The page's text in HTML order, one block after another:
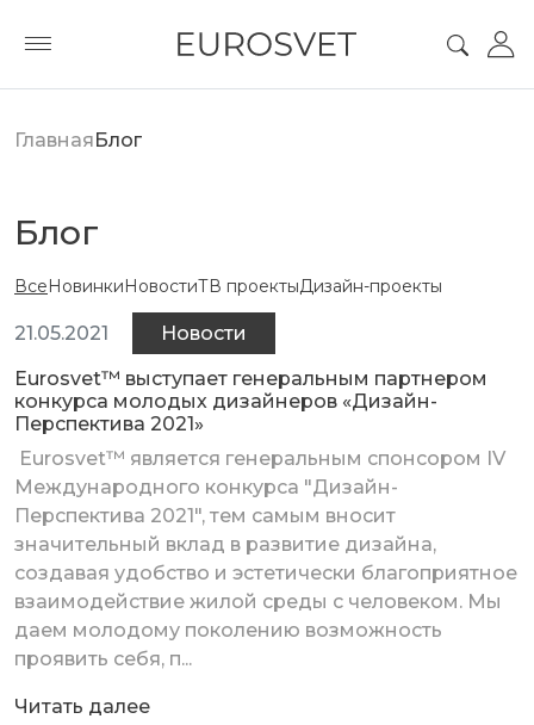
ГлавнаяБлог
Блог
ВсеНовинкиНовостиТВ проектыДизайн-проекты
21.05.2021
Новости
Eurosvet™ выступает генеральным партнером
конкурса молодых дизайнеров «Дизайн-
Перспектива 2021»
Eurosvet™ является генеральным спонсором IV
Международного конкурса "Дизайн-
Перспектива 2021", тем самым вносит
значительный вклад в развитие дизайна,
создавая удобство и эстетически благоприятное
взаимодействие жилой среды с человеком. Мы
даем молодому поколению возможность
проявить себя, п...
Читать далее